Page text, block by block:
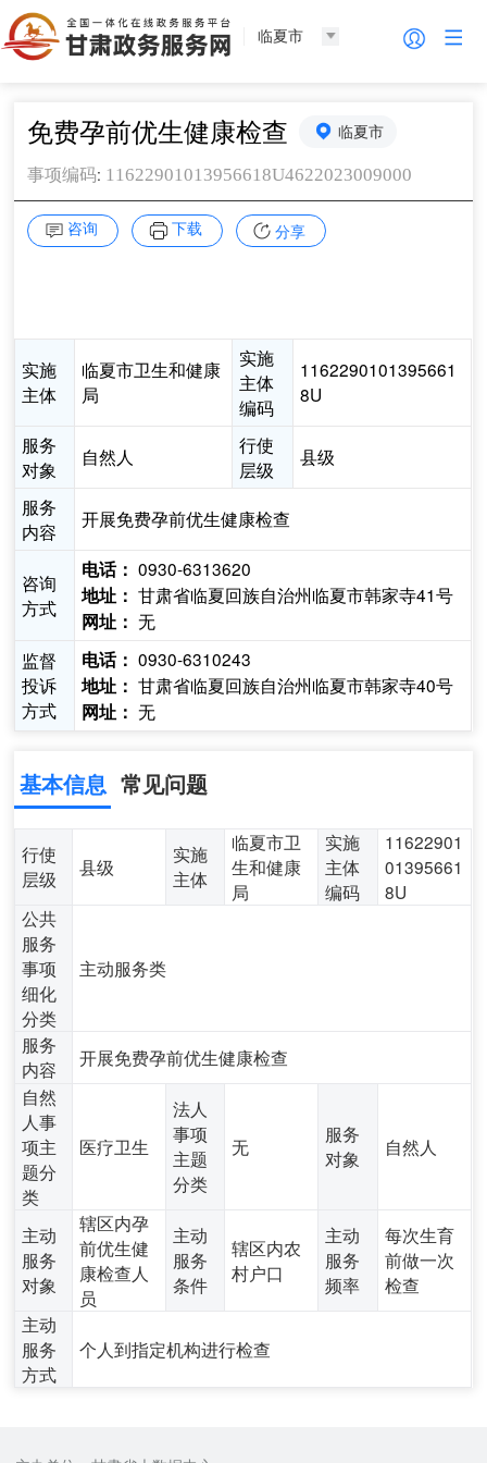
临夏市
免费孕前优生健康检查 临夏市
事项编码: 11622901013956618U4622023009000
咨询 下载 分享
实施
主体
临夏市卫生和健康
局
实施
主体
编码
1162290101395661
8U
服务
对象
自然人
行使
层级
县级
服务
内容
开展免费孕前优生健康检查
咨询
方式
电话： 0930-6313620
地址： 甘肃省临夏回族自治州临夏市韩家寺41号
网址： 无
监督
投诉
方式
电话： 0930-6310243
地址： 甘肃省临夏回族自治州临夏市韩家寺40号
网址： 无
基本信息 常见问题
行使
层级
县级
实施
主体
临夏市卫
生和健康
局
实施
主体
编码
11622901
01395661
8U
公共
服务
事项
细化
分类
主动服务类
服务
内容
开展免费孕前优生健康检查
自然
人事
项主
题分
类
医疗卫生
法人
事项
主题
分类
无
服务
对象
自然人
主动
服务
对象
辖区内孕
前优生健
康检查人
员
主动
服务
条件
辖区内农
村户口
主动
服务
频率
每次生育
前做一次
检查
主动
服务
方式
个人到指定机构进行检查